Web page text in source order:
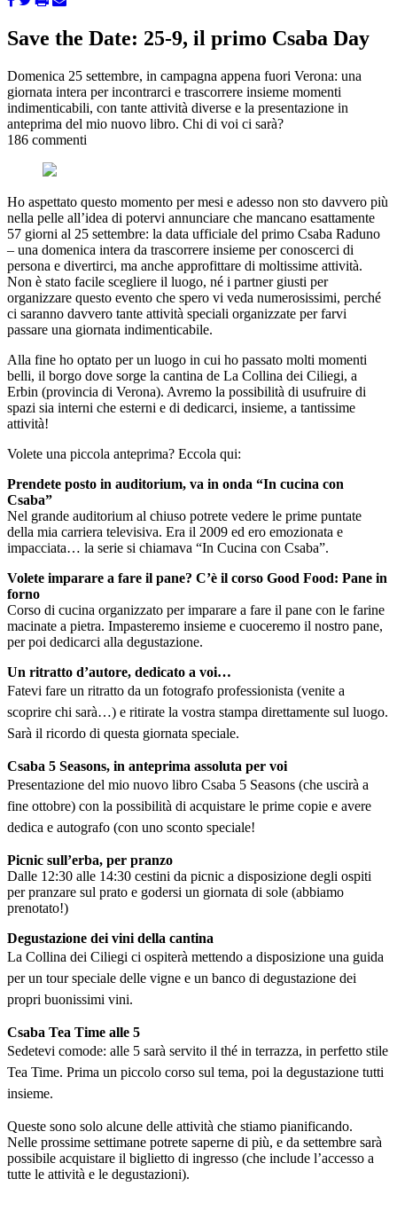
Save the Date: 25-9, il primo Csaba Day
Domenica 25 settembre, in campagna appena fuori Verona: una
giornata intera per incontrarci e trascorrere insieme momenti
indimenticabili, con tante attività diverse e la presentazione in
anteprima del mio nuovo libro. Chi di voi ci sarà?
186 commenti
Ho aspettato questo momento per mesi e adesso non sto davvero più
nella pelle all’idea di potervi annunciare che mancano esattamente
57 giorni al 25 settembre: la data ufficiale del primo Csaba Raduno
– una domenica intera da trascorrere insieme per conoscerci di
persona e divertirci, ma anche approfittare di moltissime attività.
Non è stato facile scegliere il luogo, né i partner giusti per
organizzare questo evento che spero vi veda numerosissimi, perché
ci saranno davvero tante attività speciali organizzate per farvi
passare una giornata indimenticabile.
Alla fine ho optato per un luogo in cui ho passato molti momenti
belli, il borgo dove sorge la cantina de La Collina dei Ciliegi, a
Erbin (provincia di Verona). Avremo la possibilità di usufruire di
spazi sia interni che esterni e di dedicarci, insieme, a tantissime
attività!
Volete una piccola anteprima? Eccola qui:
Prendete posto in auditorium, va in onda “In cucina con
Csaba”
Nel grande auditorium al chiuso potrete vedere le prime puntate
della mia carriera televisiva. Era il 2009 ed ero emozionata e
impacciata… la serie si chiamava “In Cucina con Csaba”.
Volete imparare a fare il pane? C’è il corso Good Food: Pane in
forno
Corso di cucina organizzato per imparare a fare il pane con le farine
macinate a pietra. Impasteremo insieme e cuoceremo il nostro pane,
per poi dedicarci alla degustazione.
Un ritratto d’autore, dedicato a voi…
Fatevi fare un ritratto da un fotografo professionista (venite a
scoprire chi sarà…) e ritirate la vostra stampa direttamente sul luogo.
Sarà il ricordo di questa giornata speciale.
Csaba 5 Seasons, in anteprima assoluta per voi
Presentazione del mio nuovo libro Csaba 5 Seasons (che uscirà a
fine ottobre) con la possibilità di acquistare le prime copie e avere
dedica e autografo (con uno sconto speciale!
Picnic sull’erba, per pranzo
Dalle 12:30 alle 14:30 cestini da picnic a disposizione degli ospiti
per pranzare sul prato e godersi un giornata di sole (abbiamo
prenotato!)
Degustazione dei vini della cantina
La Collina dei Ciliegi ci ospiterà mettendo a disposizione una guida
per un tour speciale delle vigne e un banco di degustazione dei
propri buonissimi vini.
Csaba Tea Time alle 5
Sedetevi comode: alle 5 sarà servito il thé in terrazza, in perfetto stile
Tea Time. Prima un piccolo corso sul tema, poi la degustazione tutti
insieme.
Queste sono solo alcune delle attività che stiamo pianificando.
Nelle prossime settimane potrete saperne di più, e da settembre sarà
possibile acquistare il biglietto di ingresso (che include l’accesso a
tutte le attività e le degustazioni).